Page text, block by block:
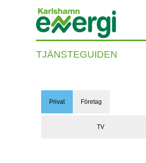
TJÄNSTEGUIDEN
Privat Företag
TV